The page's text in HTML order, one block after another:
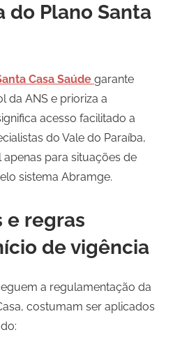
do Plano Santa
Casa Saúde garante
da ANS e prioriza a
acesso facilitado a
do Vale do Paraíba,
para situações de
sistema Abramge.
e regras
de vigência
a regulamentação da
costumam ser aplicados